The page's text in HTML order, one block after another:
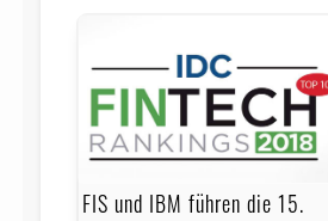
FIS und IBM führen die 15.